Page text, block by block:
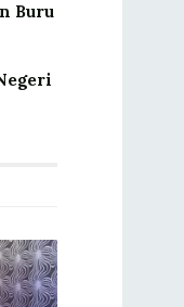
Buru